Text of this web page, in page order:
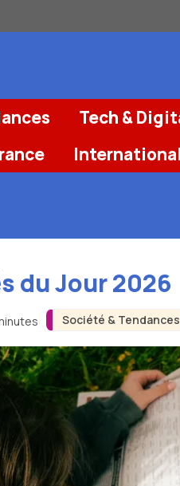
Tech &
International
Société & Tendances
du Jour 2026